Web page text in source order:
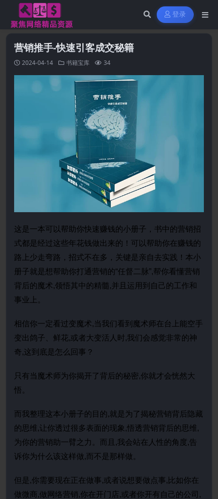
登录
营销推手-快速引客成交秘籍
2024-04-14 书籍宝库 34
这是一本可以帮助你快速赚钱的小册子，书中的营销招
式都是经过这些年花钱做出来的！可以帮助你在赚钱的
路上少走弯路，招式不在多，关键是亲自去实践！本小
册子就是想帮助你打通营销的“任督二脉”,帮你看懂营销
背后的魔术,领悟其中的精髓,并且运用到自己的工作和
事业上。
相信你一定看过变魔术,当我们看到魔术师在台上能空手
变出鸽子、鲜花,或者大变活人时,我们会感觉非常的神
奇,这到底是怎么回事？
只有当魔术师为你揭开了背后的秘密,你就才会恍然大
悟。
而我整理这本小册子的目的,就是为了揭秘营销背后隐藏
的思维,让你透过很多表面的现象,悟透营销背后的思维,
为你的营销助一臂之力。而且,我会站在人性的角度,告
诉你为什么该这样做,而不是那样做。
但是,你需要现在正在做事,或者说想要做点事,比如你在
做微商,做网络营销,你在开门店,或者你开有自己的公司,